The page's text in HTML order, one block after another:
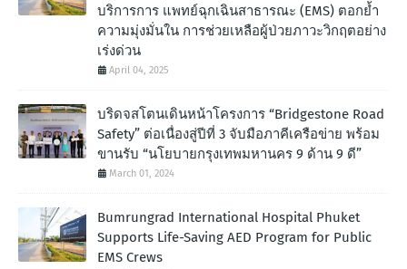
บริการการ แพทย์ฉุกเฉินสาธารณะ (EMS) ตอกย้ำ
ความมุ่งมั่นใน การช่วยเหลือผู้ป่วยภาวะวิกฤตอย่าง
เร่งด่วน
April 04, 2025
บริดจสโตนเดินหน้าโครงการ “Bridgestone Road
Safety” ต่อเนื่องสู่ปีที่ 3 จับมือภาคีเครือข่าย พร้อม
ขานรับ “นโยบายกรุงเทพมหานคร 9 ด้าน 9 ดี”
March 01, 2024
Bumrungrad International Hospital Phuket
Supports Life-Saving AED Program for Public
EMS Crews